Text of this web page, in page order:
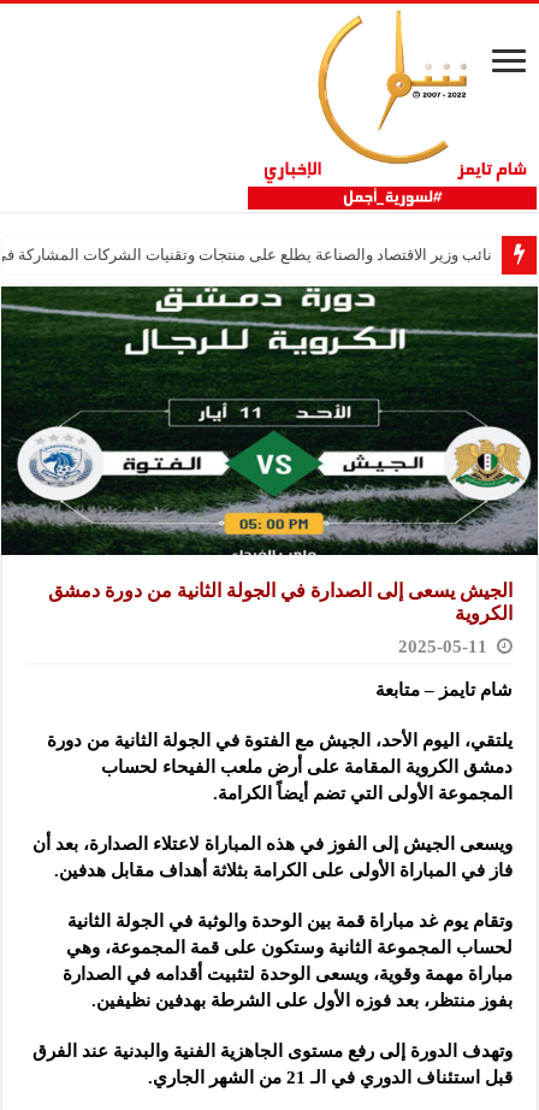
نائب وزير الاقتصاد والصناعة يطلع على منتجات وتقنيات الشركات المشاركة في
الجيش يسعى إلى الصدارة في الجولة الثانية من دورة دمشق
الكروية
2025-05-11
شام تايمز – متابعة
يلتقي، اليوم الأحد، الجيش مع الفتوة في الجولة الثانية من دورة
دمشق الكروية المقامة على أرض ملعب الفيحاء لحساب
المجموعة الأولى التي تضم أيضاً الكرامة.
ويسعى الجيش إلى الفوز في هذه المباراة لاعتلاء الصدارة، بعد أن
فاز في المباراة الأولى على الكرامة بثلاثة أهداف مقابل هدفين.
وتقام يوم غد مباراة قمة بين الوحدة والوثبة في الجولة الثانية
لحساب المجموعة الثانية وستكون على قمة المجموعة، وهي
مباراة مهمة وقوية، ويسعى الوحدة لتثبيت أقدامه في الصدارة
بفوز منتظر، بعد فوزه الأول على الشرطة بهدفين نظيفين.
وتهدف الدورة إلى رفع مستوى الجاهزية الفنية والبدنية عند الفرق
قبل استئناف الدوري في الـ 21 من الشهر الجاري.